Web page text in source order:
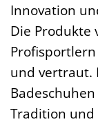
Innovation
Die Produkte
und vertraut.
Tradition und